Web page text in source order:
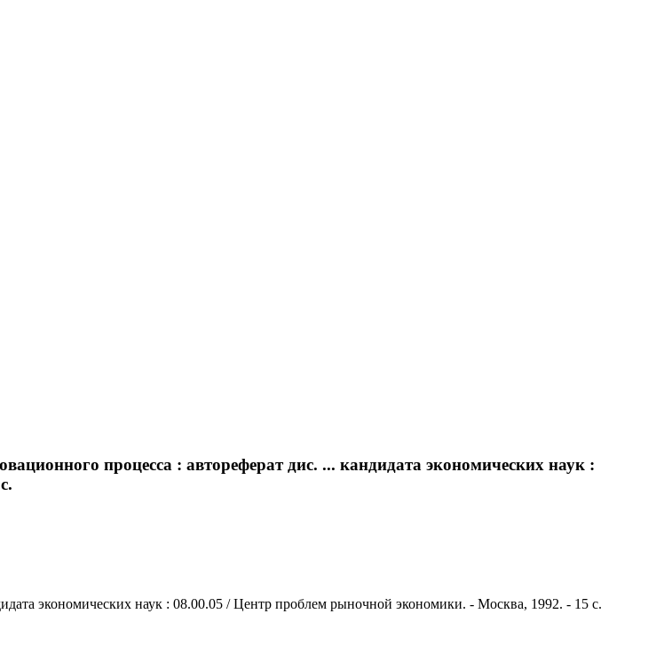
процесса : автореферат дис. ... кандидата экономических наук :
экономических наук : 08.00.05 / Центр проблем рыночной экономики. - Москва, 1992. - 15 с.